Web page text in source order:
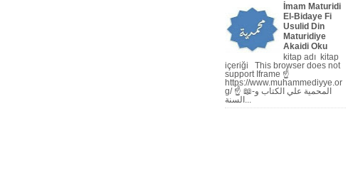
İmam Maturidi
El-Bidaye Fi
Usulid Din
Maturidiye
Akaidi Oku
kitap adı kitap
içeriği This browser does not
support Iframe ☝
https://www.muhammediyye.or
g/ ☝ 📖-المحمية علي الكتاب و
السنة...